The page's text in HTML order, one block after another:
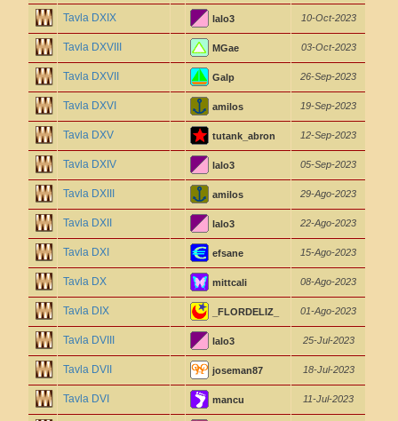
Tavla DXIX lalo3 10-Oct-2023
Tavla DXVIII MGae 03-Oct-2023
Tavla DXVII Galp 26-Sep-2023
Tavla DXVI amilos 19-Sep-2023
Tavla DXV tutank_abron 12-Sep-2023
Tavla DXIV lalo3 05-Sep-2023
Tavla DXIII amilos 29-Ago-2023
Tavla DXII lalo3 22-Ago-2023
Tavla DXI efsane 15-Ago-2023
Tavla DX mittcali 08-Ago-2023
Tavla DIX _FLORDELIZ_ 01-Ago-2023
Tavla DVIII lalo3 25-Jul-2023
Tavla DVII joseman87 18-Jul-2023
Tavla DVI mancu 11-Jul-2023